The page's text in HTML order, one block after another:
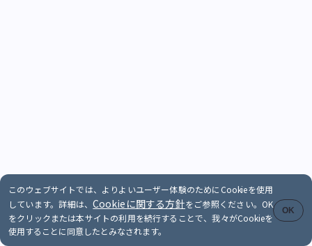
このウェブサイトでは、よりよいユーザー体験のためにCookieを使用
しています。詳細は、Cookieに関する方針をご参照ください。OK
をクリックまたは本サイトの利用を続行することで、我々がCookieを
使用することに同意したとみなされます。
OK